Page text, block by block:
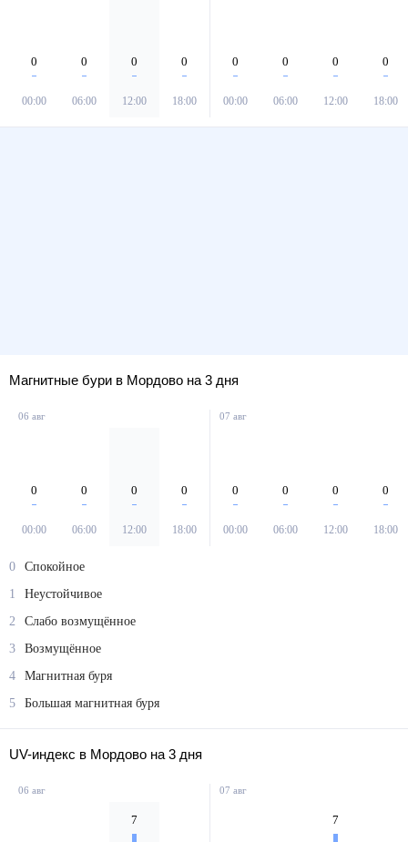
0
00:00
0
06:00
0
12:00
0
18:00
0
00:00
0
06:00
0
12:00
0
18:00
Магнитные бури в Мордово на 3 дня
06 авг
0
00:00
0
06:00
0
12:00
0
18:00
07 авг
0
00:00
0
06:00
0
12:00
0
18:00
0
Спокойное
1
Неустойчивое
2
Слабо возмущённое
3
Возмущённое
4
Магнитная буря
5
Большая магнитная буря
UV-индекс в Мордово на 3 дня
06 авг
7
07 авг
7